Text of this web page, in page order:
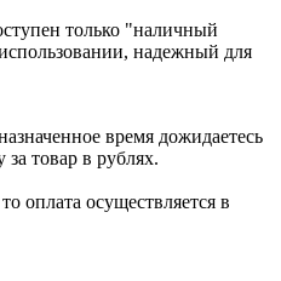
только "наличный
надежный для
время дожидаетесь
за товар в рублях.
оплата осуществляется в